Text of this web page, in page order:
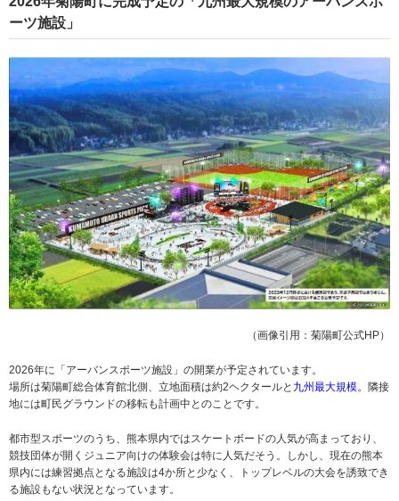
ーツ施設」
（画像引用：菊陽町公式HP）
2026年に「アーバンスポーツ施設」の開業が予定されています。
場所は菊陽町総合体育館北側、立地面積は約2ヘクタールと 九州最大規模。 隣接
地には町民グラウンドの移転も計画中とのことです。
都市型スポーツのうち、熊本県内ではスケートボードの人気が高まっており、
競技団体が開くジュニア向けの体験会は特に人気だそう。しかし、現在の熊本
県内には練習拠点となる施設は4か所と少なく、トップレベルの大会を誘致でき
る施設もない状況となっています。